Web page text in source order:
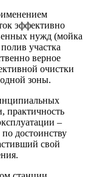
эффективно
нужд (мойка
участка
верное
очистки
зоны.
практичность
–
достоинству
свой